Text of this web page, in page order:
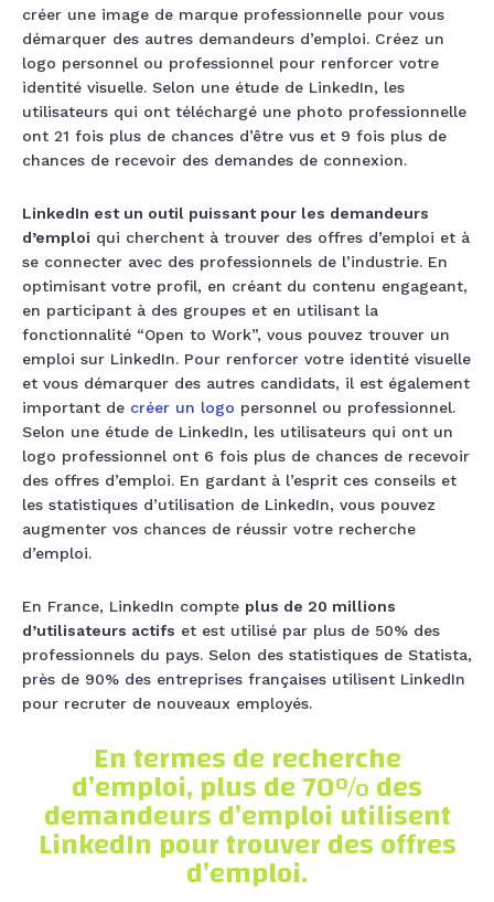
créer une image de marque professionnelle pour vous
démarquer des autres demandeurs d’emploi. Créez un
logo personnel ou professionnel pour renforcer votre
identité visuelle. Selon une étude de LinkedIn, les
utilisateurs qui ont téléchargé une photo professionnelle
ont 21 fois plus de chances d’être vus et 9 fois plus de
chances de recevoir des demandes de connexion.
LinkedIn est un outil puissant pour les demandeurs
d’emploi qui cherchent à trouver des offres d’emploi et à
se connecter avec des professionnels de l’industrie. En
optimisant votre profil, en créant du contenu engageant,
en participant à des groupes et en utilisant la
fonctionnalité “Open to Work”, vous pouvez trouver un
emploi sur LinkedIn. Pour renforcer votre identité visuelle
et vous démarquer des autres candidats, il est également
important de créer un logo personnel ou professionnel.
Selon une étude de LinkedIn, les utilisateurs qui ont un
logo professionnel ont 6 fois plus de chances de recevoir
des offres d’emploi. En gardant à l’esprit ces conseils et
les statistiques d’utilisation de LinkedIn, vous pouvez
augmenter vos chances de réussir votre recherche
d’emploi.
En France, LinkedIn compte plus de 20 millions
d’utilisateurs actifs et est utilisé par plus de 50% des
professionnels du pays. Selon des statistiques de Statista,
près de 90% des entreprises françaises utilisent LinkedIn
pour recruter de nouveaux employés.
En termes de recherche
d’emploi, plus de 70% des
demandeurs d’emploi utilisent
LinkedIn pour trouver des offres
d’emploi.